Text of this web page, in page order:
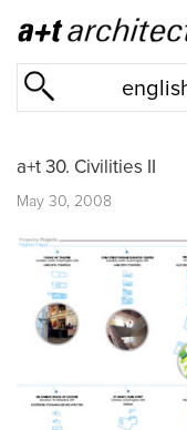
a+t 30. Civilities II
May 30, 2008